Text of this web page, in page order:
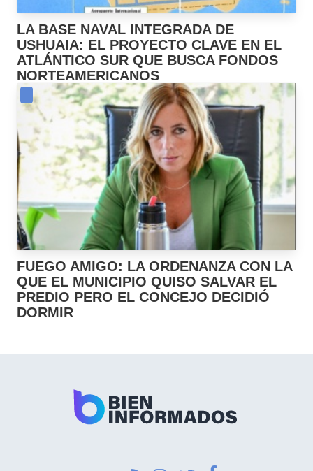
LA BASE NAVAL INTEGRADA DE
USHUAIA: EL PROYECTO CLAVE EN EL
ATLÁNTICO SUR QUE BUSCA FONDOS
NORTEAMERICANOS
FUEGO AMIGO: LA ORDENANZA CON LA
QUE EL MUNICIPIO QUISO SALVAR EL
PREDIO PERO EL CONCEJO DECIDIÓ
DORMIR